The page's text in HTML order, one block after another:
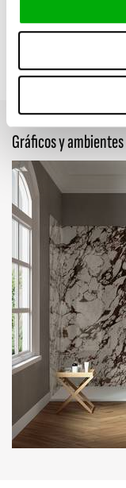
Gráficos y ambientes